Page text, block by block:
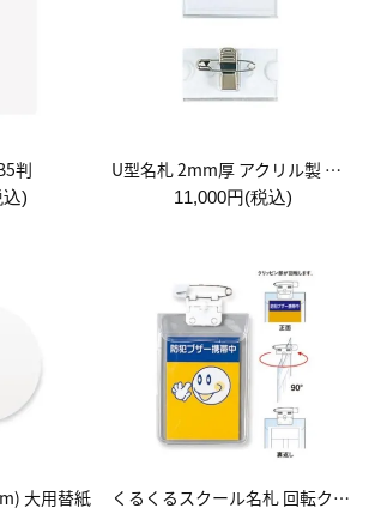
判
)
U型名札 2mm厚 アクリル製 金属両用クリップ付 1箱:50個入
11,000円(税込)
大用替紙 くるくるスクール名札 回転クリッピン付 大 10枚入